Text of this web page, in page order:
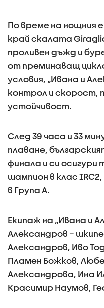
По време на нощния
край скалата
проливен дъжд и
от преминаващ
условия, „Ивана и
контрол и скорост,
устойчивост.
След 39 часа и 33
плаване,
финала и си
шампион в клас
в Група А.
Екипаж на „Ивана и
Александров –
Александров, Иво
Пламен Божков,
Александрова, Ина
Красимир Наумов,